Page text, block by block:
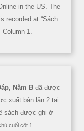
in the US. The
recorded at “Sách
1.
Năm B đã được
xuất bản lần 2 tại
sách được ghi ở
cuối cột 1